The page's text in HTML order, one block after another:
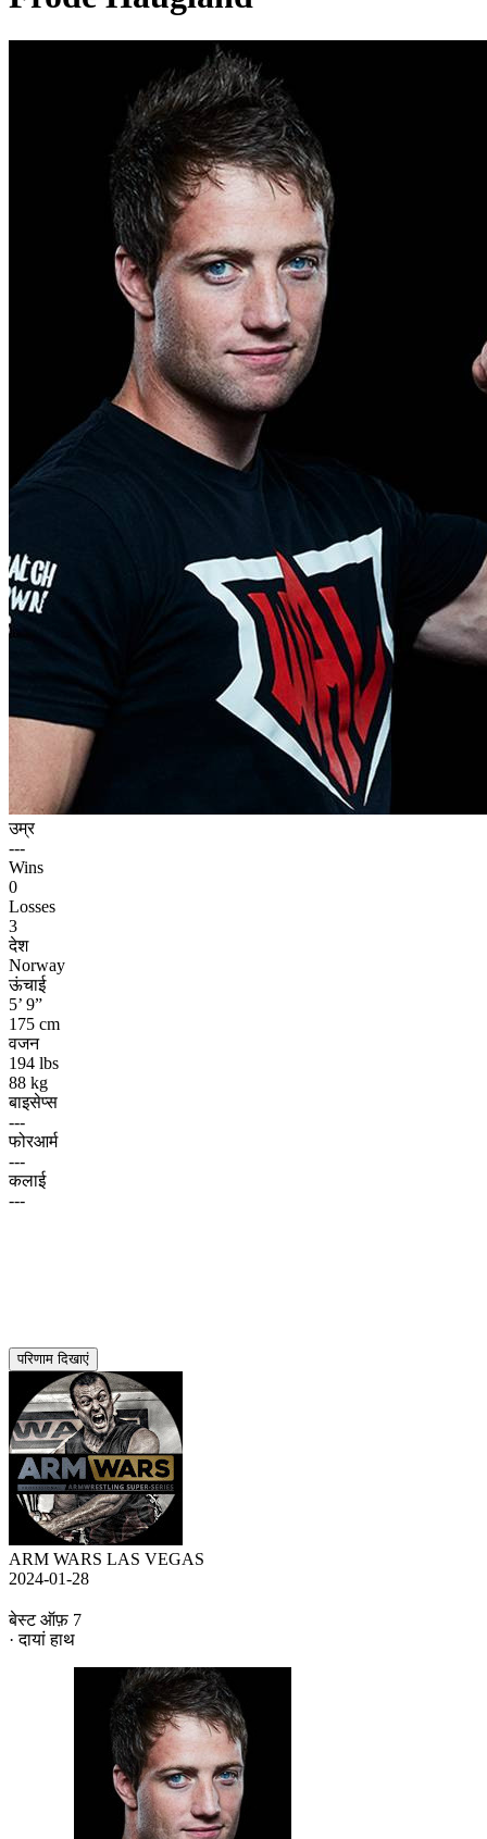
उम्र
---
Wins
0
Losses
3
देश
Norway
ऊंचाई
5’ 9”
175 cm
वजन
194 lbs
88 kg
बाइसेप्स
---
फोरआर्म
---
कलाई
---
परिणाम दिखाएं
ARM WARS LAS VEGAS
2024-01-28
बेस्ट ऑफ़ 7
· दायां हाथ